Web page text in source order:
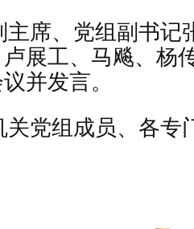
主席、党组副书记
展工、马飚、杨
并发言。
关党组成员、各专